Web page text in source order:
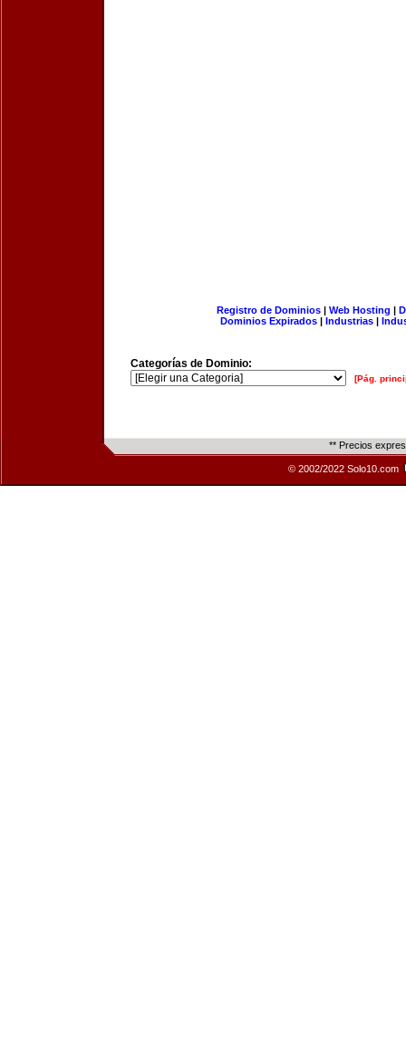
Registro de Dominios| Web Hosting |
Dominios Expirados | Industrias |
Categorías de Dominio:
[Pág.
** Precios
© 2002/2022 Solo10.com